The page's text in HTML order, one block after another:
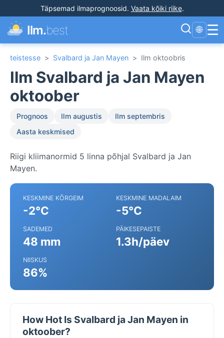
Täpsemad ilmaprognoosid. Vaata kõiki riike.
Ilm.best 🌐 ☰
teistesse > Svalbard ja Jan Mayen > Ilm oktoobris
Ilm Svalbard ja Jan Mayen
oktoober
Prognoos Ilm augustis
Ilm septembris
Aasta keskmised
Riigi kliimanormid 5 linna põhjal Svalbard ja Jan
Mayen.
KESKMINE KÕRGEIM
-2°C
KESKMINE MADALAIM
-5°C
SADEMED
48 mm
PÄIKESEPAISTE
1.3h/päev
NIISKUS
86%
How Hot Is Svalbard ja Jan Mayen in
oktoober?